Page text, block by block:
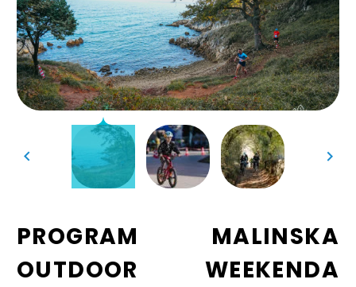
PROGRAM MALINSKA
OUTDOOR WEEKENDA